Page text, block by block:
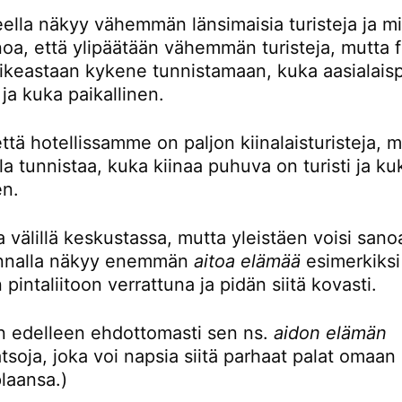
näkyy vähemmän länsimaisia turisteja ja
että ylipäätään vähemmän turisteja, mutta
kykene tunnistamaan, kuka
kuka paikallinen.
hotellissamme on paljon kiinalaisturisteja,
tunnistaa, kuka kiinaa puhuva on turisti ja
välillä keskustassa, mutta yleistäen voisi
näkyy enemmän aitoa elämää
pintaliitoon verrattuna ja pidän siitä kovasti.
edelleen ehdottomasti sen ns. aidon elämän
joka voi napsia siitä parhaat palat omaan